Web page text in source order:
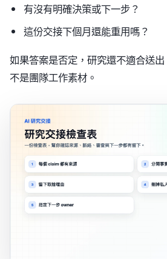
有沒有明確決策或下一步？
這份交接下個月還能重用嗎？
如果答案是否定，研究還不適合送
不是團隊工作素材。